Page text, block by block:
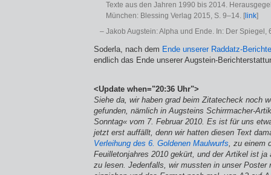
Texte aus den Jahren 1990 bis 2014.
München: Blessing Verlag 2015, S. 9–14. [ link]
Jakob Augstein: Alpha und Ende. In: Der Spiegel,
Soderla, nach dem Ende unserer Raddatz-
endlich das Ende unserer Augstein-
<Update when="20:36 Uhr">
Siehe da, wir haben grad beim Zitatecheck noch
gefunden, nämlich in Augsteins Schirrmacher-
Sonntag« vom 7. Februar 2010. Es ist für uns
jetzt erst auffällt, denn wir hatten diesen Text
Verleihung des 6. Goldenen Maulwurfs, zu einem
Feuilletonjahres 2010 gekürt, und der Artikel ist
zu lesen. Jedenfalls, wir mussten in unser Poster